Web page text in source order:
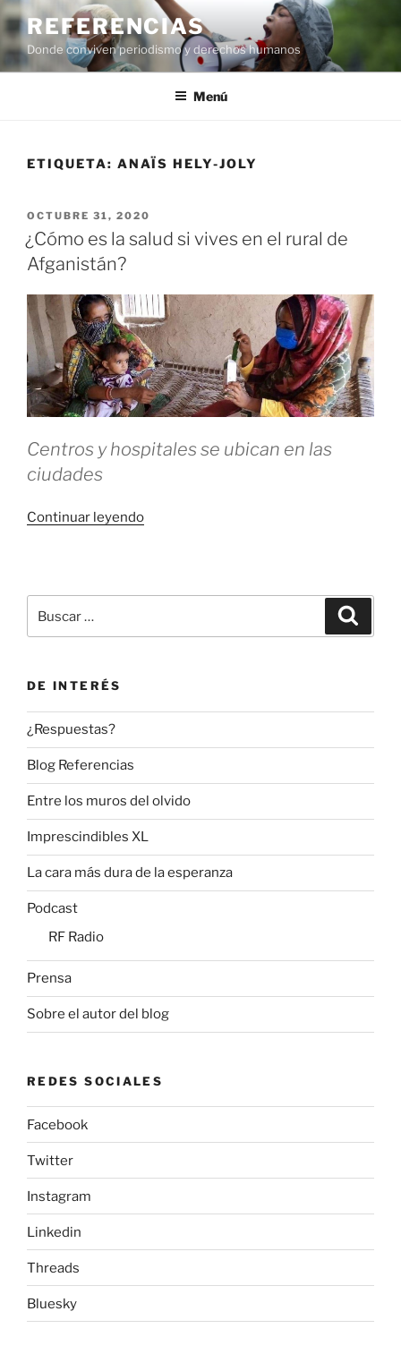
al
contenido
REFERENCIAS
Donde conviven periodismo y derechos humanos
Menú
ETIQUETA: ANAÏS HELY-JOLY
PUBLICADO
EL
OCTUBRE 31, 2020
¿Cómo es la salud si vives en el rural de
Afganistán?
Centros y hospitales se ubican en las
ciudades
Continuar leyendo«¿Cómo
de
por:
DE INTERÉS
¿Respuestas?
Blog Referencias
Entre los muros del olvido
Imprescindibles XL
La cara más dura de la esperanza
Podcast
RF Radio
Prensa
Sobre el autor del blog
REDES SOCIALES
Facebook
Twitter
Instagram
Linkedin
Threads
Bluesky